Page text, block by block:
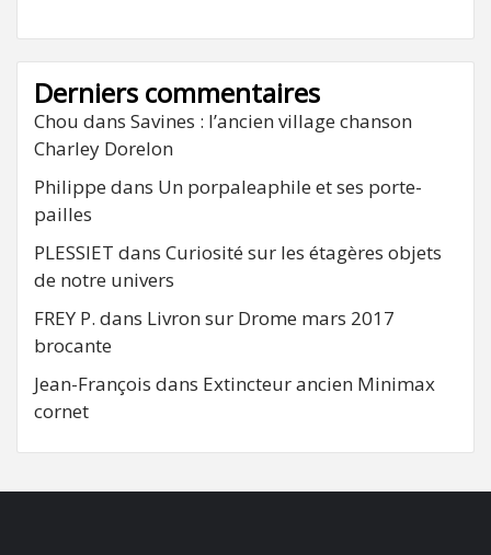
Derniers commentaires
Chou dans Savines : l’ancien village chanson
Charley Dorelon
Philippe dans Un porpaleaphile et ses porte-
pailles
PLESSIET dans Curiosité sur les étagères objets
de notre univers
FREY P. dans Livron sur Drome mars 2017
brocante
Jean-François dans Extincteur ancien Minimax
cornet